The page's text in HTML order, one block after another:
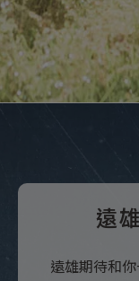
遠
遠雄期待和